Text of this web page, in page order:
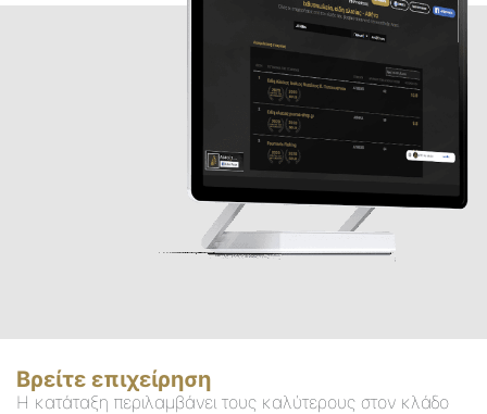
Βρείτε επιχείρηση
Η κατάταξη περιλαμβάνει τους καλύτερους στον κλάδο